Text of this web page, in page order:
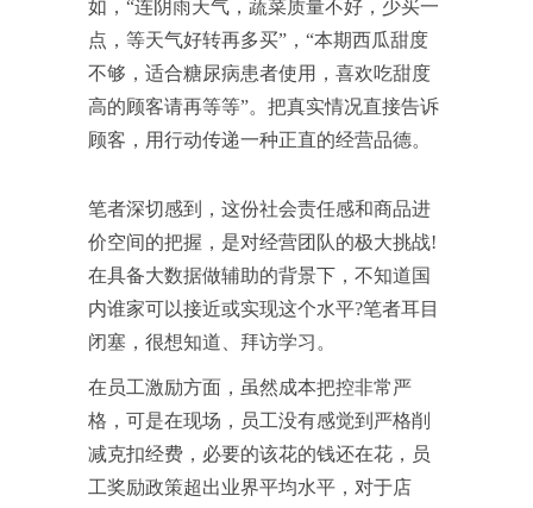
如，“连阴雨天气，蔬菜质量不好，少买一
点，等天气好转再多买”，“本期西瓜甜度
不够，适合糖尿病患者使用，喜欢吃甜度
高的顾客请再等等”。把真实情况直接告诉
顾客，用行动传递一种正直的经营品德。
笔者深切感到，这份社会责任感和商品进
价空间的把握，是对经营团队的极大挑战!
在具备大数据做辅助的背景下，不知道国
内谁家可以接近或实现这个水平?笔者耳目
闭塞，很想知道、拜访学习。
在员工激励方面，虽然成本把控非常严
格，可是在现场，员工没有感觉到严格削
减克扣经费，必要的该花的钱还在花，员
工奖励政策超出业界平均水平，对于店